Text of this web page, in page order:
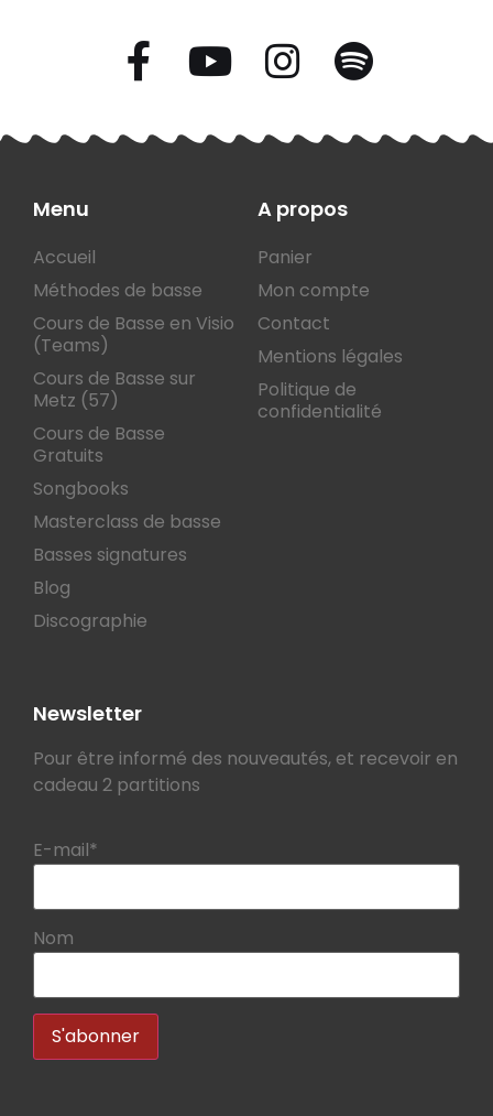
Menu
Accueil
Méthodes de basse
Cours de Basse en Visio
(Teams)
Cours de Basse sur
Metz (57)
Cours de Basse
Gratuits
Songbooks
Masterclass de basse
Basses signatures
Blog
Discographie
A propos
Panier
Mon compte
Contact
Mentions légales
Politique de
confidentialité
Newsletter
Pour être informé des nouveautés, et recevoir en
cadeau 2 partitions
E-mail*
Nom